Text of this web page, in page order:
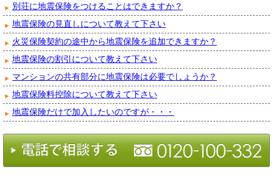
別荘に地震保険をつけることはできますか？
地震保険の見直しについて教えて下さい
火災保険契約の途中から地震保険を追加できますか？
地震保険の割引について教えて下さい
マンションの共有部分に地震保険は必要でしょうか？
地震保険料控除について教えて下さい
地震保険だけで加入したいのですが・・・